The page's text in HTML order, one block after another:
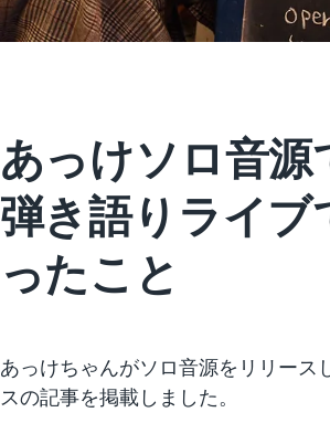
あっけソロ音源
弾き語りライ
ったこと
あっけちゃんがソロ音源をリリース
スの記事を掲載しました。